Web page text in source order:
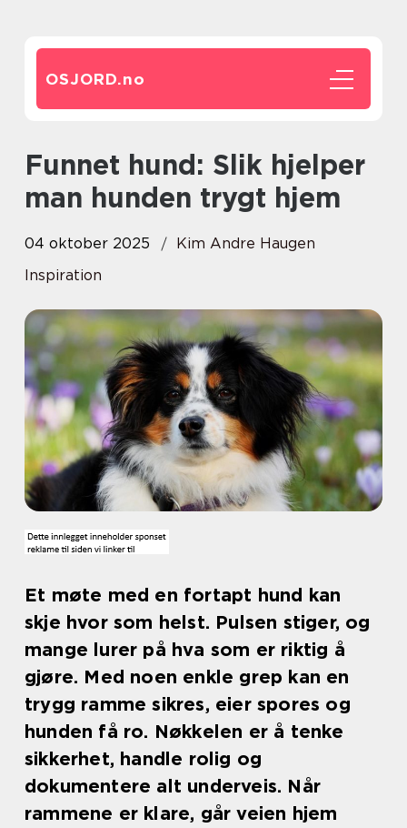
OSJORD.no
Funnet hund: Slik hjelper
man hunden trygt hjem
04 oktober 2025
Kim Andre Haugen
Inspiration
Et møte med en fortapt hund kan
skje hvor som helst. Pulsen stiger, og
mange lurer på hva som er riktig å
gjøre. Med noen enkle grep kan en
trygg ramme sikres, eier spores og
hunden få ro. Nøkkelen er å tenke
sikkerhet, handle rolig og
dokumentere alt underveis. Når
rammene er klare, går veien hjem